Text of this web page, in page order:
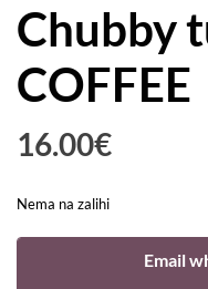
Chubby
COFFEE
16.00€
Nema na zalihi
Email